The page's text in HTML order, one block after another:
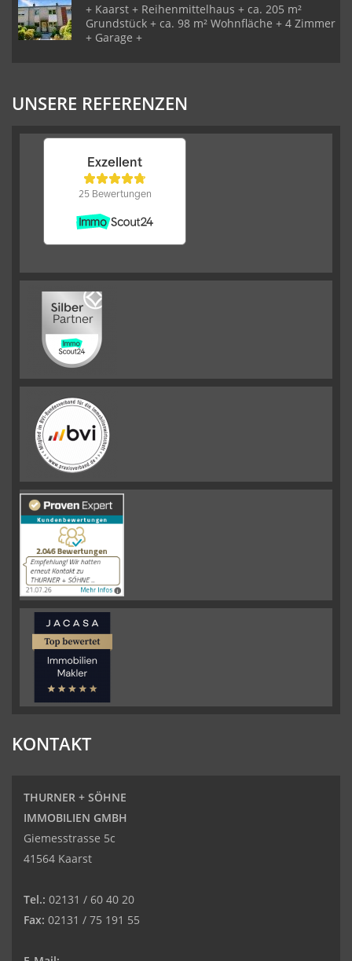
+ Kaarst + Reihenmittelhaus + ca. 205 m²
Grundstück + ca. 98 m² Wohnfläche + 4 Zimmer
+ Garage +
UNSERE REFERENZEN
KONTAKT
THURNER + SÖHNE
IMMOBILIEN GMBH
Giemesstrasse 5c
41564 Kaarst
Tel.: 02131 / 60 40 20
Fax: 02131 / 75 191 55